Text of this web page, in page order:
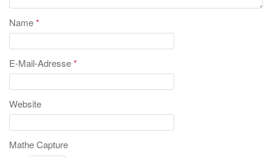
Name*
E-Mail-Adresse*
Website
Mathe Capture